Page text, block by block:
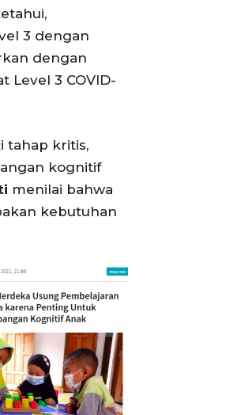
3 dengan
dengan
Level 3 COVID-
tahap kritis,
kognitif
menilai bahwa
kebutuhan